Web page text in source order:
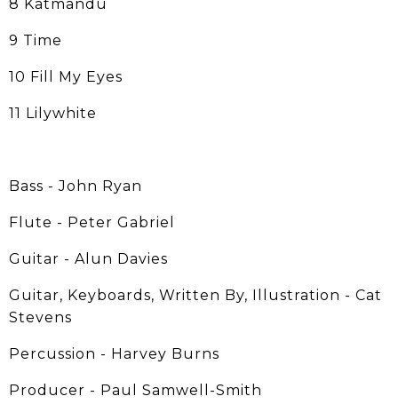
8 Katmandu
9 Time
10 Fill My Eyes
11 Lilywhite
Bass - John Ryan
Flute - Peter Gabriel
Guitar - Alun Davies
Guitar, Keyboards, Written By, Illustration - Cat
Stevens
Percussion - Harvey Burns
Producer - Paul Samwell-Smith